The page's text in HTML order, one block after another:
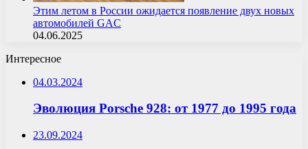
Этим летом в России ожидается появление двух новых
автомобилей GAC
04.06.2025
Интересное
04.03.2024
Эволюция Porsche 928: от 1977 до 1995 года
23.09.2024